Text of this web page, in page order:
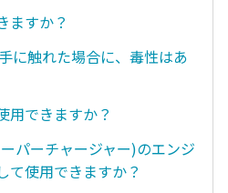
ますか？
に触れた場合に、毒性はあ
用できますか？
パーチャージャー)のエンジ
て使用できますか？